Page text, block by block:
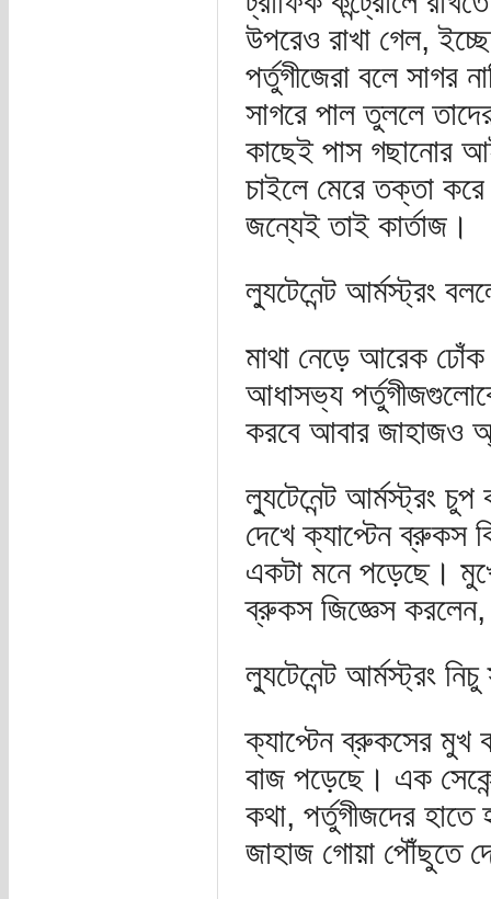
উপরেও রাখা গেল,
পর্তুগীজেরা বলে সাগর
সাগরে পাল তুললে
কাছেই পাস গছানোর
চাইলে মেরে তক্তা
জন্যেই তাই কার্তাজ।
ল্যুটেনেন্ট আর্মস্ট্রং
মাথা নেড়ে আরেক
আধাসভ্য
করবে আবার জাহাজও
ল্যুটেনেন্ট আর্মস্ট্রং
দেখে ক্যাপ্টেন ব্রুকস
একটা মনে পড়েছে।
ব্রুকস জিজ্ঞেস করলেন,
ল্যুটেনেন্ট আর্মস্ট্রং
ক্যাপ্টেন ব্রুকসের মুখ
বাজ পড়েছে। এক
কথা, পর্তুগীজদের
জাহাজ গোয়া পৌঁছুতে